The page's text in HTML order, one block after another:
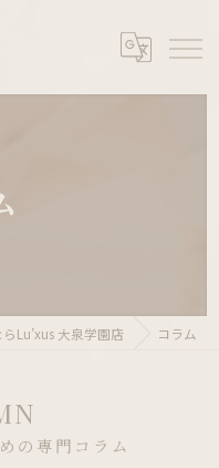
Lu’xus 大泉学園店 コラム
の専門コラム